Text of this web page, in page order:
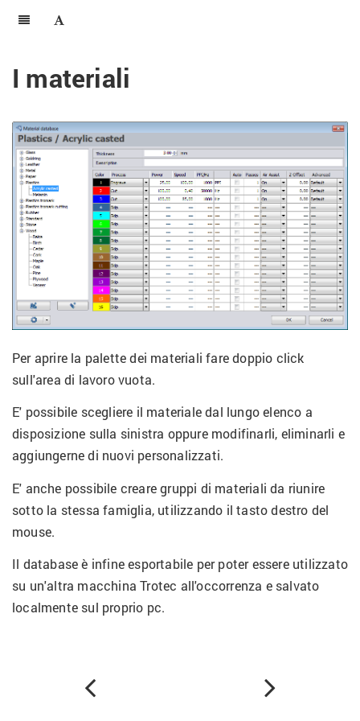
I materiali
Per aprire la palette dei materiali fare doppio click
sull'area di lavoro vuota.
E' possibile scegliere il materiale dal lungo elenco a
disposizione sulla sinistra oppure modifinarli, eliminarli e
aggiungerne di nuovi personalizzati.
E' anche possibile creare gruppi di materiali da riunire
sotto la stessa famiglia, utilizzando il tasto destro del
mouse.
Il database è infine esportabile per poter essere utilizzato
su un'altra macchina Trotec all'occorrenza e salvato
localmente sul proprio pc.